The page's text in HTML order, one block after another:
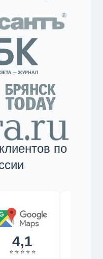
по
4,1
⭐ ⭐ ⭐ ⭐ ⭐